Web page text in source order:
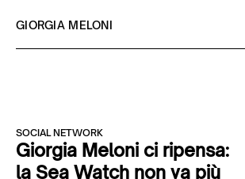
Chi siamo
GIORGIA MELONI
SOCIAL NETWORK
Giorgia Meloni ci ripensa:
la Sea Watch non va più